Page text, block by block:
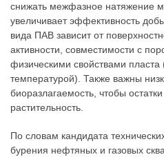
снижать межфазное натяжение
увеличивает эффективность
вида ПАВ зависит от
активности, совместимости с
физическими свойствами
температурой). Также важны
биоразлагаемость, чтобы
растительность.
По словам кандидата
бурения нефтяных и газовых